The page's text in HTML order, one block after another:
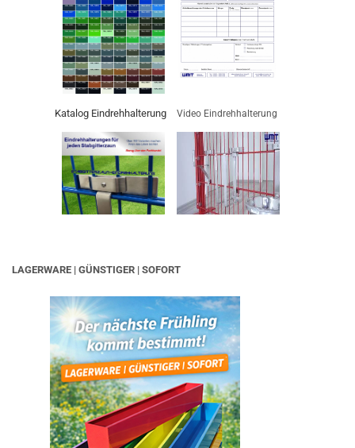
Katalog Eindrehhalterung Video Eindrehhalterung
LAGERWARE | GÜNSTIGER | SOFORT